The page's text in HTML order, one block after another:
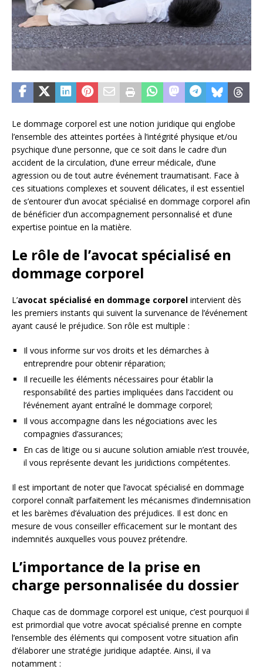
Le dommage corporel est une notion juridique qui englobe
l’ensemble des atteintes portées à l’intégrité physique et/ou
psychique d’une personne, que ce soit dans le cadre d’un
accident de la circulation, d’une erreur médicale, d’une
agression ou de tout autre événement traumatisant. Face à
ces situations complexes et souvent délicates, il est essentiel
de s’entourer d’un avocat spécialisé en dommage corporel afin
de bénéficier d’un accompagnement personnalisé et d’une
expertise pointue en la matière.
Le rôle de l’avocat spécialisé en
dommage corporel
L’avocat spécialisé en dommage corporel intervient dès
les premiers instants qui suivent la survenance de l’événement
ayant causé le préjudice. Son rôle est multiple :
Il vous informe sur vos droits et les démarches à
entreprendre pour obtenir réparation;
Il recueille les éléments nécessaires pour établir la
responsabilité des parties impliquées dans l’accident ou
l’événement ayant entraîné le dommage corporel;
Il vous accompagne dans les négociations avec les
compagnies d’assurances;
En cas de litige ou si aucune solution amiable n’est trouvée,
il vous représente devant les juridictions compétentes.
Il est important de noter que l’avocat spécialisé en dommage
corporel connaît parfaitement les mécanismes d’indemnisation
et les barèmes d’évaluation des préjudices. Il est donc en
mesure de vous conseiller efficacement sur le montant des
indemnités auxquelles vous pouvez prétendre.
L’importance de la prise en
charge personnalisée du dossier
Chaque cas de dommage corporel est unique, c’est pourquoi il
est primordial que votre avocat spécialisé prenne en compte
l’ensemble des éléments qui composent votre situation afin
d’élaborer une stratégie juridique adaptée. Ainsi, il va
notamment :